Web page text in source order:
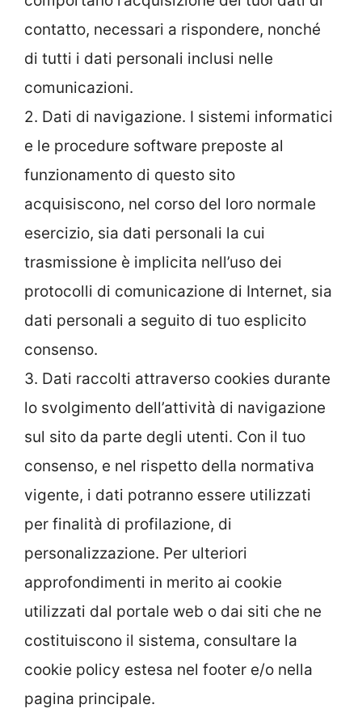
contatto, necessari a rispondere, nonché
di tutti i dati personali inclusi nelle
comunicazioni.
2. Dati di navigazione. I sistemi informatici
e le procedure software preposte al
funzionamento di questo sito
acquisiscono, nel corso del loro normale
esercizio, sia dati personali la cui
trasmissione è implicita nell’uso dei
protocolli di comunicazione di Internet, sia
dati personali a seguito di tuo esplicito
consenso.
3. Dati raccolti attraverso cookies durante
lo svolgimento dell’attività di navigazione
sul sito da parte degli utenti. Con il tuo
consenso, e nel rispetto della normativa
vigente, i dati potranno essere utilizzati
per finalità di profilazione, di
personalizzazione. Per ulteriori
approfondimenti in merito ai cookie
utilizzati dal portale web o dai siti che ne
costituiscono il sistema, consultare la
cookie policy estesa nel footer e/o nella
pagina principale.